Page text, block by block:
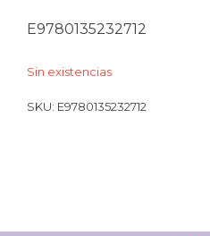
E9780135232712
Sin existencias
SKU: E9780135232712